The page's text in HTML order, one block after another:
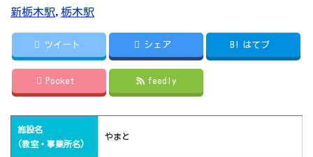
新栃木駅, 栃木駅
ツイート シェア B! はてブ
Pocket feedly
施設名
(教室・事業所名)
やまと